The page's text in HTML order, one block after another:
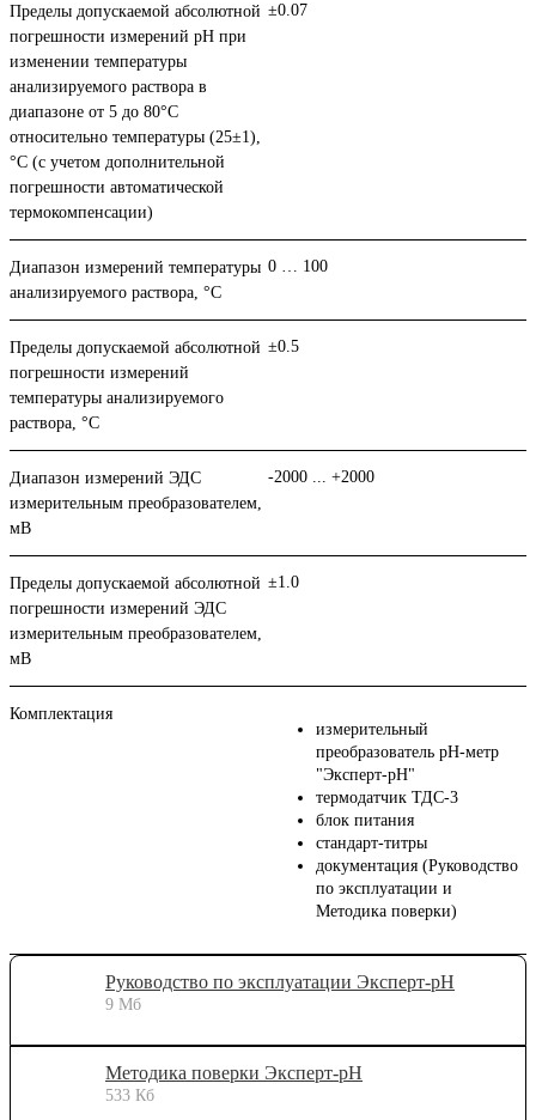
Пределы допускаемой абсолютной
погрешности измерений рН при
изменении температуры
анализируемого раствора в
диапазоне от 5 до 80°С
относительно температуры (25±1),
°С (с учетом дополнительной
погрешности автоматической
термокомпенсации)
±0.07
Диапазон измерений температуры
анализируемого раствора, °С
0 … 100
Пределы допускаемой абсолютной
погрешности измерений
температуры анализируемого
раствора, °С
±0.5
Диапазон измерений ЭДС
измерительным преобразователем,
мВ
-2000 ... +2000
Пределы допускаемой абсолютной
погрешности измерений ЭДС
измерительным преобразователем,
мВ
±1.0
Комплектация
измерительный
преобразователь рН-метр
"Эксперт-рН"
термодатчик ТДС-3
блок питания
стандарт-титры
документация (Руководство
по эксплуатации и
Методика поверки)
Руководство по эксплуатации Эксперт-рН
9 Мб
Методика поверки Эксперт-рН
533 Кб